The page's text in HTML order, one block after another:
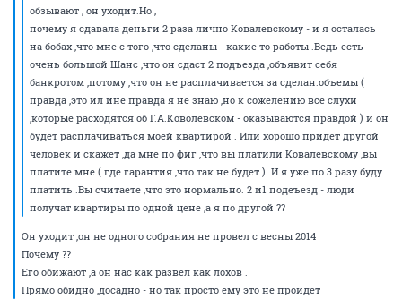
обзывают , он уходит.Но ,
почему я сдавала деньги 2 раза лично Ковалевскому - и я осталась
на бобах ,что мне с того ,что сделаны - какие то работы .Ведь есть
очень большой Шанс ,что он сдаст 2 подъезда ,объявит себя
банкротом ,потому ,что он не расплачивается за сделан.объемы (
правда ,это ил ине правда я не знаю ,но к сожелению все слухи
,которые расходятся об Г.А.Коволевском - оказываются правдой ) и он
будет расплачиваться моей квартирой . Или хорошо придет другой
человек и скажет ,да мне по фиг ,что вы платили Ковалевскому ,вы
платите мне ( где гарантия ,что так не будет ) .И я уже по 3 разу буду
платить .Вы считаете ,что это нормально. 2 и1 подеъезд - люди
получат квартиры по одной цене ,а я по другой ??
Он уходит ,он не одного собрания не провел с весны 2014
Почему ??
Его обижают ,а он нас как развел как лохов .
Прямо обидно ,досадно - но так просто ему это не проидет